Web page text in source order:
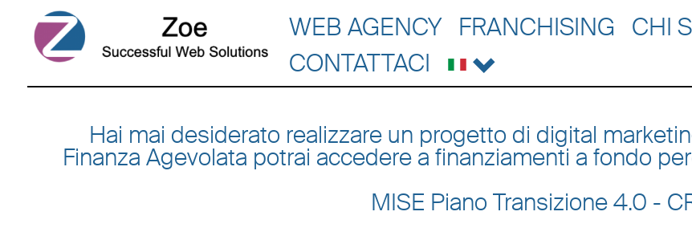
WEB AGENCY FRANCHISING CHI
CONTATTACI
Hai mai desiderato realizzare un progetto di digital
Finanza Agevolata potrai accedere a finanziamenti a fondo
MISE Piano Transizione 4.0 -